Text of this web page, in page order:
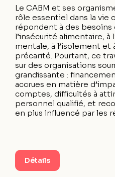
Le CABM et ses
rôle essentiel dans la vie
répondent à des besoins
l’insécurité alimentaire, à
mentale, à l’isolement
précarité. Pourtant, ce
sur des organisations
grandissante :
accrues en matière
comptes, difficultés à
personnel qualifié, et
en plus influencé par les
Détails